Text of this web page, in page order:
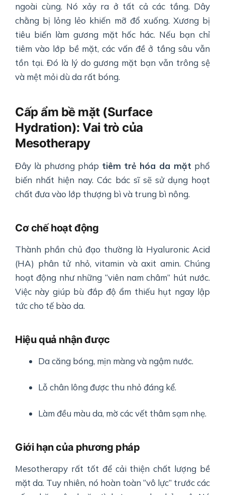
ngoài cùng. Nó xảy ra ở tất cả các tầng. Dây
chằng bị lỏng lẻo khiến mỡ đổ xuống. Xương bị
tiêu biến làm gương mặt hốc hác. Nếu bạn chỉ
tiêm vào lớp bề mặt, các vấn đề ở tầng sâu vẫn
tồn tại. Đó là lý do gương mặt bạn vẫn trông sệ
và mệt mỏi dù da rất bóng.
Cấp ẩm bề mặt (Surface
Hydration): Vai trò của
Mesotherapy
Đây là phương pháp tiêm trẻ hóa da mặt phổ
biến nhất hiện nay. Các bác sĩ sẽ sử dụng hoạt
chất đưa vào lớp thượng bì và trung bì nông.
Cơ chế hoạt động
Thành phần chủ đạo thường là Hyaluronic Acid
(HA) phân tử nhỏ, vitamin và axit amin. Chúng
hoạt động như những “viên nam châm” hút nước.
Việc này giúp bù đắp độ ẩm thiếu hụt ngay lập
tức cho tế bào da.
Hiệu quả nhận được
Da căng bóng, mịn màng và ngậm nước.
Lỗ chân lông được thu nhỏ đáng kể.
Làm đều màu da, mờ các vết thâm sạm nhẹ.
Giới hạn của phương pháp
Mesotherapy rất tốt để cải thiện chất lượng bề
mặt da. Tuy nhiên, nó hoàn toàn “vô lực” trước các